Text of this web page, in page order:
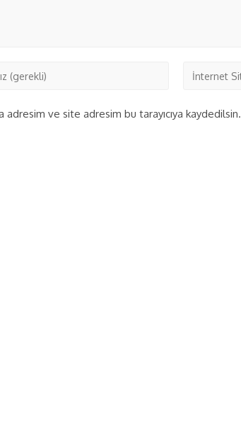
adresim ve site adresim bu tarayıcıya kaydedilsin.